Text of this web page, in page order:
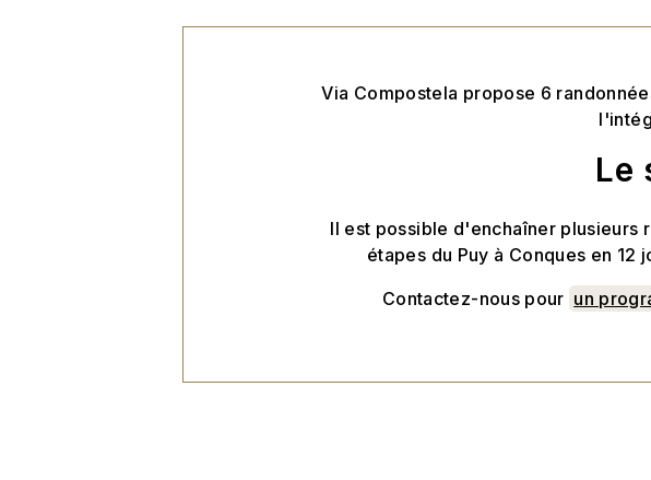
Via Compostela propose 6
Le
Il est possible d'enchaîner plusieurs
étapes du Puy à Conques en 12
Contactez-nous pour un